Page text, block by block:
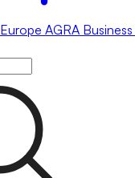
Europe AGRA Business